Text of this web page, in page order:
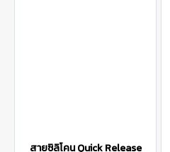
สายซิลิโคน Quick Release